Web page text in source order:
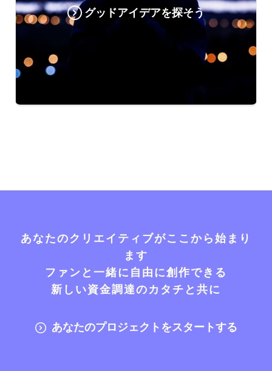
グッドアイデアを探そう
あなたのクリエイティブがここから始まり
ます
ファンと一緒に自由に創作できる
新しい資金調達のカタチと共に
あなたのプロジェクトをスタートする